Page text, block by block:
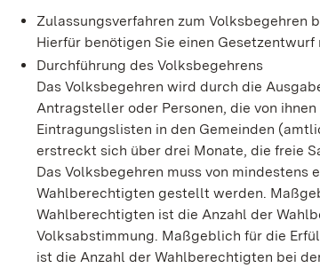
Zulassungsverfahren zum Volksbegehren
Hierfür benötigen Sie einen
Durchführung des Volksbegehrens
Das Volksbegehren wird durch die
Antragsteller oder Personen, die von
Eintragungslisten in den Gemeinden
erstreckt sich über drei Monate, die freie
Das Volksbegehren muss von
Wahlberechtigten gestellt werden.
Wahlberechtigten ist die Anzahl der
Volksabstimmung. Maßgeblich für die
ist die Anzahl der Wahlberechtigten bei